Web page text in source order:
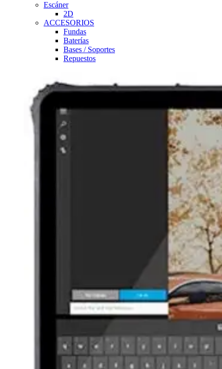
Escáner
2D
ACCESORIOS
Fundas
Baterías
Bases / Soportes
Repuestos